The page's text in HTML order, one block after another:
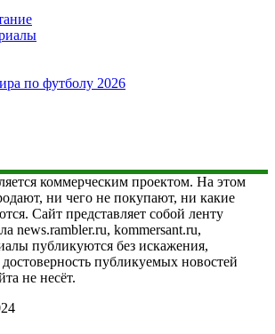
по футболу 2026
коммерческим проектом. На этом
ни чего не покупают, ни какие
Сайт представляет собой ленту
news.rambler.ru, kommersant.ru,
публикуются без искажения,
достоверность публикуемых новостей
не несёт.